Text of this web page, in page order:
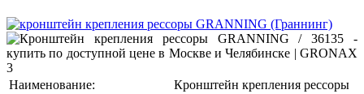
Наименование:
Кронштейн крепления рессоры